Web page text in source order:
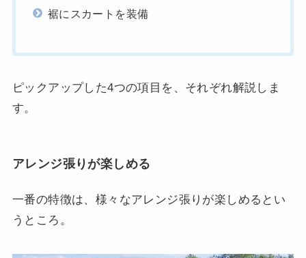
裾にスカートを装備
ピックアップした4つの項目を、それぞれ解説しま
す。
アレンジ張りが楽しめる
一番の特徴は、様々なアレンジ張りが楽しめるとい
うところ。